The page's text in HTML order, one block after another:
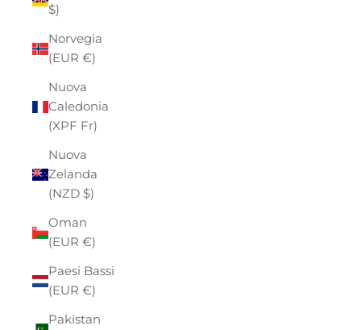
$)
Norvegia
(EUR €)
Nuova
Caledonia
(XPF Fr)
Nuova
Zelanda
(NZD $)
Oman
(EUR €)
Paesi Bassi
(EUR €)
Pakistan